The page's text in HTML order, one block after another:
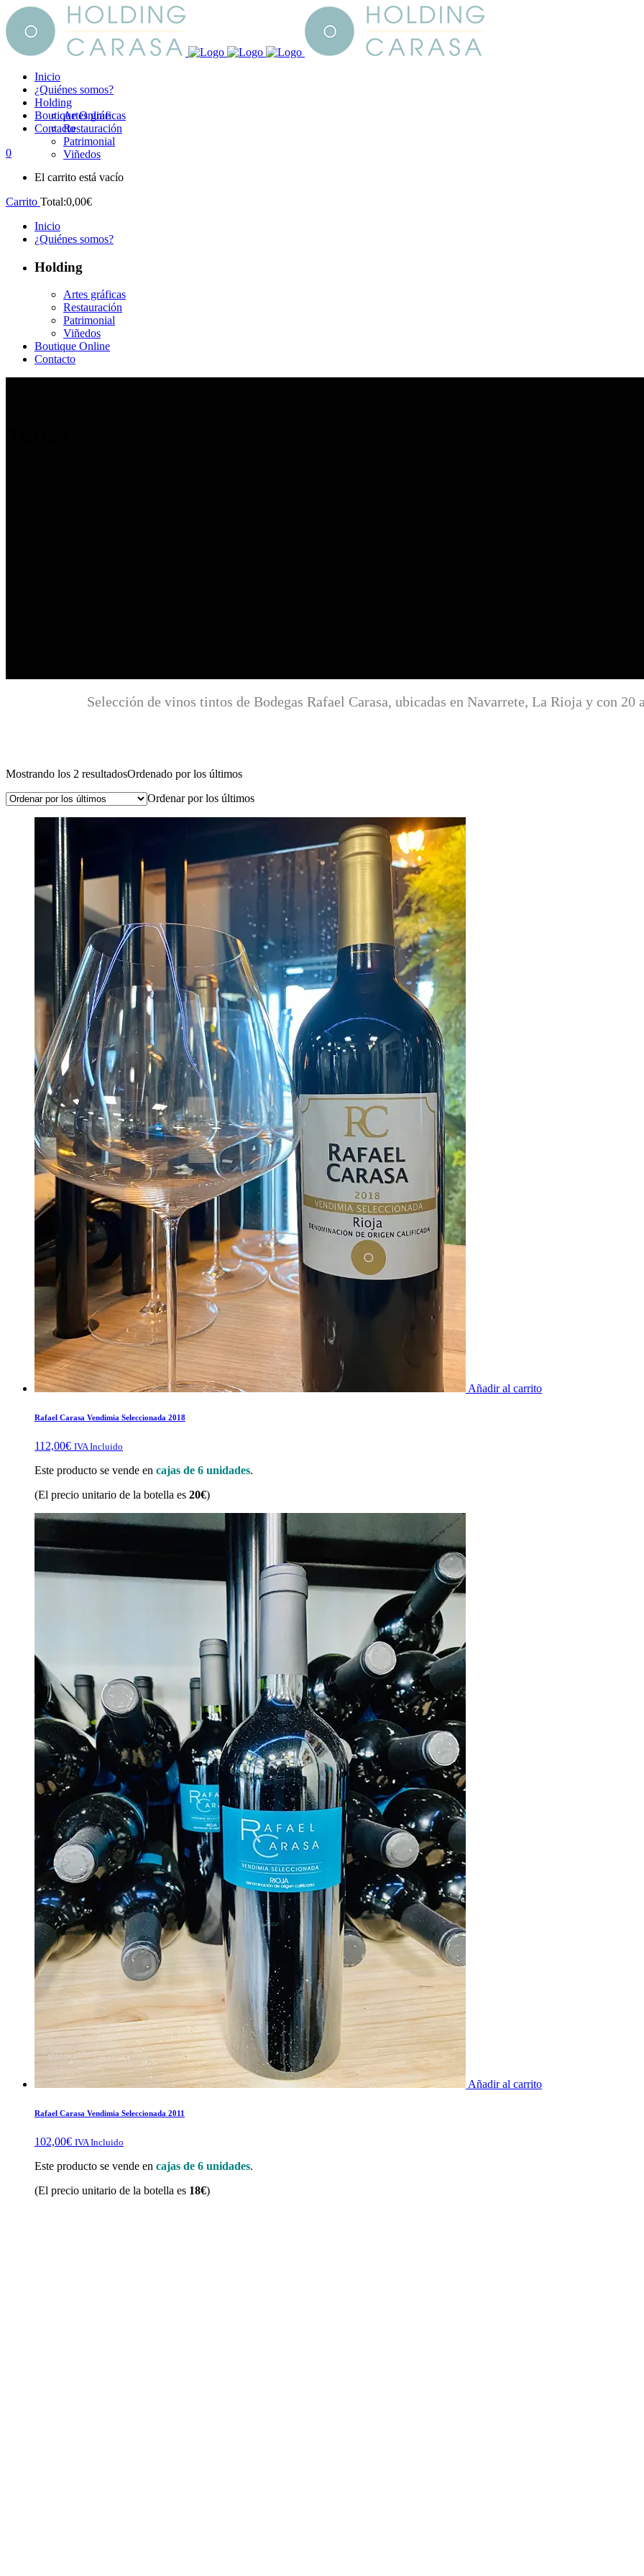
Inicio
¿Quiénes somos?
Holding
Artes gráficas
Restauración
Patrimonial
Viñedos
Boutique Online
Contacto
0
El carrito está vacío
Carrito Total:0,00€
Inicio
¿Quiénes somos?
Holding
Artes gráficas
Restauración
Patrimonial
Viñedos
Boutique Online
Contacto
Selección de vinos tintos de Bodegas Rafael Carasa, ubicadas en Navarrete, La Rioja y con
Mostrando los 2 resultadosOrdenado por los últimos
Ordenar por los últimos
Añadir al carrito
Rafael Carasa Vendimia Seleccionada 2018
112,00€ IVA Incluido
Este producto se vende en cajas de 6 unidades.
(El precio unitario de la botella es 20€)
Añadir al carrito
Rafael Carasa Vendimia Seleccionada 2011
102,00€ IVA Incluido
Este producto se vende en cajas de 6 unidades.
(El precio unitario de la botella es 18€)